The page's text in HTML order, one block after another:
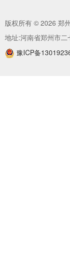
版权所有 © 2026 郑
地址:河南省郑州市
豫ICP备